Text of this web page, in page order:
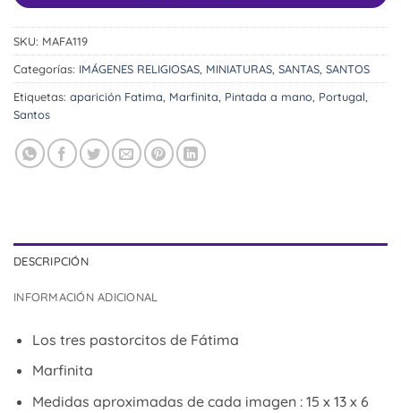
SKU: MAFA119
Categorías: IMÁGENES RELIGIOSAS MINIATURAS SANTAS SANTOS
Etiquetas: aparición Fatima Marfinita Pintada a mano Portugal
Santos
DESCRIPCIÓN
INFORMACIÓN ADICIONAL
Los tres pastorcitos de Fátima
Marfinita
Medidas aproximadas de cada imagen : 15 x 13 x 6